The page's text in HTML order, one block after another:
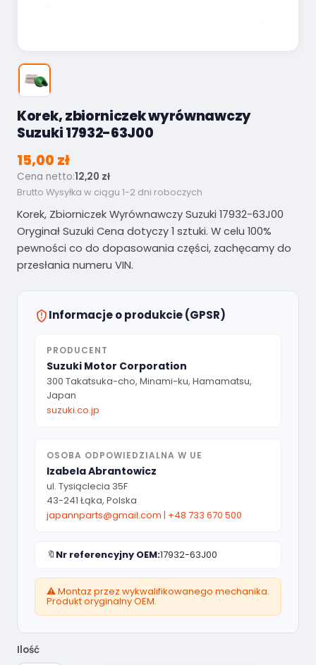
Korek, zbiorniczek wyrównawczy
Suzuki 17932-63J00
15,00 zł
Cena netto:12,20 zł
Brutto Wysyłka w ciągu 1-2 dni roboczych
Korek, Zbiorniczek Wyrównawczy Suzuki 17932-63J00
Oryginał Suzuki Cena dotyczy 1 sztuki. W celu 100%
pewności co do dopasowania części, zachęcamy do
przesłania numeru VIN.
Informacje o produkcie (GPSR)
PRODUCENT
Suzuki Motor Corporation
300 Takatsuka-cho, Minami-ku, Hamamatsu,
Japan
suzuki.co.jp
OSOBA ODPOWIEDZIALNA W UE
Izabela Abrantowicz
ul. Tysiąclecia 35F
43-241 Łąka, Polska
japannparts@gmail.com | +48 733 670 500
🔖 Nr referencyjny OEM:17932-63J00
⚠️ Montaz przez wykwalifikowanego mechanika.
Produkt oryginalny OEM.
Ilość